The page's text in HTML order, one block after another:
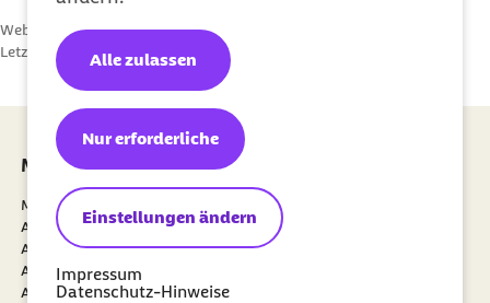
Einstellungen ändern
Nur erforderliche
Alle zulassen
Impressum
Datenschutz-Hinweise
Webcode: d000028
Letzte Aktualisierung:
22.03.2022
Meldungen
Meldungen 2026
Archiv | Meldungen 2025
Archiv | Meldungen 2024
Archiv | Meldungen 2023
Archiv | Meldungen 2022
Weiterentwicklung der
sozialen Pflegeversicherung